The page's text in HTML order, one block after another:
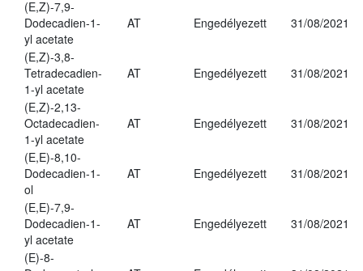
(E,Z)-7,9-
Dodecadien-1-
yl acetate
AT Engedélyezett 31/08/2021
(E,Z)-3,8-
Tetradecadien-
1-yl acetate
AT Engedélyezett 31/08/2021
(E,Z)-2,13-
Octadecadien-
1-yl acetate
AT Engedélyezett 31/08/2021
(E,E)-8,10-
Dodecadien-1-
ol
AT Engedélyezett 31/08/2021
(E,E)-7,9-
Dodecadien-1-
yl acetate
AT Engedélyezett 31/08/2021
(E)-8-